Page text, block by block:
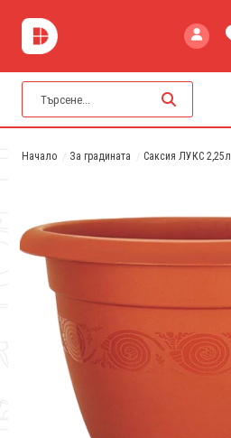
Начало За градината Саксия ЛУКС 2,25л